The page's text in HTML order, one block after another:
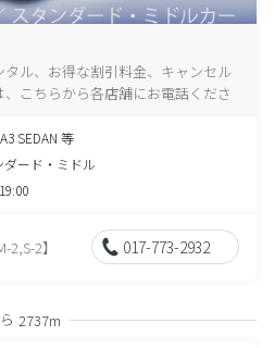
ル、お得な割引料金、キャンセル
こちらから各店舗にお電話くださ
SEDAN 等
ダード・ミドル
2】 017-773-2932
2737m